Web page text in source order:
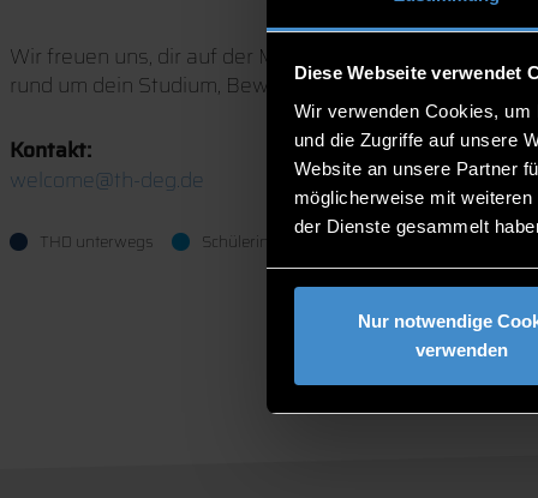
Diese Webseite verwendet
Wir verwenden Cookies,
und die Zugriffe auf unsere
Website an unsere Partner
möglicherweise mit
der Dienste gesammelt
Nur notwendige
verwenden
Wir freuen uns, dir auf der Messe unsere moderne
rund um dein Studium, Bewerbung, Zulassung und noch
Kontakt:
welcome@th-deg.de
THD unterwegs Schülerinnen, Schüler, Eltern, Lehrkräfte